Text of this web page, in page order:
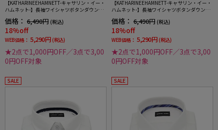
【KATHARINEEHAMNETT-キャサリン・イー・
ハムネット-】長袖ワイシャツボタンダウン千
鳥柄リサイクル素材使用通年
価格： 6,490円 (税込)
18%off
WEB価格： 5,290円 (税込)
★2点で1,000円OFF／3点で3,00
0円OFF対象
【KATHARINEEHAMNETT-キャサリン・イー・
ハムネット-】長袖ワイシャツボタンダウンサ
ックスツイル柄リサイクル素材使用通年
価格： 6,490円 (税込)
18%off
WEB価格： 5,290円 (税込)
★2点で1,000円OFF／3点で3,00
0円OFF対象
SALE SALE